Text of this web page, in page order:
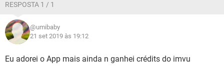
RESPOSTA 1 / 1
@umibaby
21 set 2019 às 19:12
Eu adorei o App mais ainda n ganhei crédits do imvu